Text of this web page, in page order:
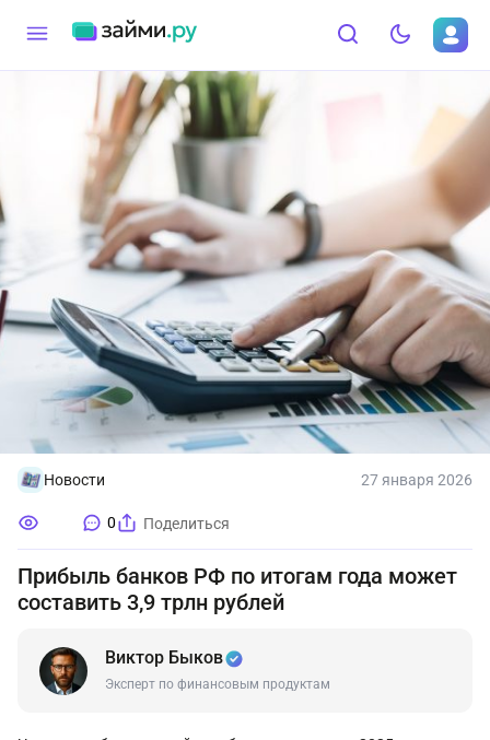
Новости 27 января 2026
0 Поделиться
Прибыль банков РФ по итогам года может
составить 3,9 трлн рублей
Виктор Быков
Эксперт по финансовым продуктам